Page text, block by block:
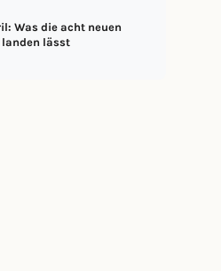
Was die acht neuen
landen lässt